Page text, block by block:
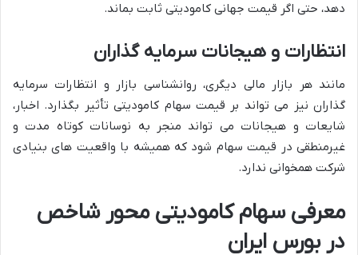
دهد، حتی اگر قیمت جهانی کامودیتی ثابت بماند.
انتظارات و هیجانات سرمایه گذاران
مانند هر بازار مالی دیگری، روانشناسی بازار و انتظارات سرمایه
گذاران نیز می تواند بر قیمت سهام کامودیتی تأثیر بگذارد. اخبار،
شایعات و هیجانات می تواند منجر به نوسانات کوتاه مدت و
غیرمنطقی در قیمت سهام شود که همیشه با واقعیت های بنیادی
شرکت همخوانی ندارد.
معرفی سهام کامودیتی محور شاخص
در بورس ایران